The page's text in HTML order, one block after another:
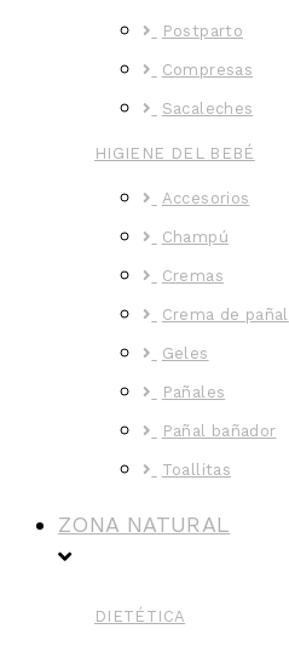
Postparto
Compresas
Sacaleches
HIGIENE DEL BEBÉ
Accesorios
Champú
Cremas
Crema de pañal
Geles
Pañales
Pañal bañador
Toallitas
ZONA NATURAL
DIETÉTICA